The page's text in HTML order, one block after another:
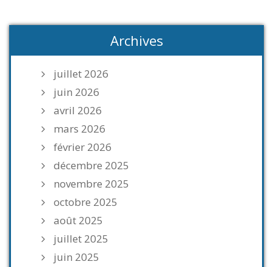
Archives
juillet 2026
juin 2026
avril 2026
mars 2026
février 2026
décembre 2025
novembre 2025
octobre 2025
août 2025
juillet 2025
juin 2025